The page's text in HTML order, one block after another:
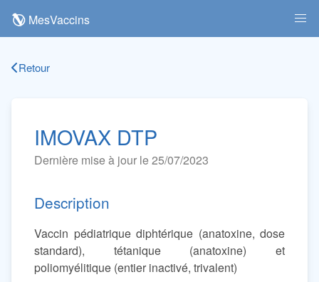
MesVaccins
Retour
IMOVAX DTP
Dernière mise à jour le 25/07/2023
Description
Vaccin pédiatrique diphtérique (anatoxine, dose
standard), tétanique (anatoxine) et
poliomyélitique (entier inactivé, trivalent)